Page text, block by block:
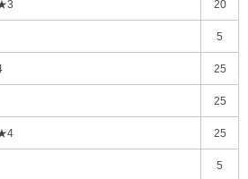
20
5
25
25
25
5